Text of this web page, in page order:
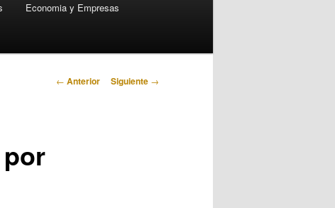
Economia y Empresas
Navegación
← Anterior Siguiente →